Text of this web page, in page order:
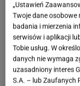
Lubisz domowe
przepisy? A
cukiernicze kroki
przepisem?
sernikowa jest
na dobre zdąży
„Ustawień
Twoje dane osobowe
badania i mierzenia
serwisów i aplikacji
Tobie usług. W
danych nie wymaga
uzasadniony interes
S.A. – lub Zaufanych